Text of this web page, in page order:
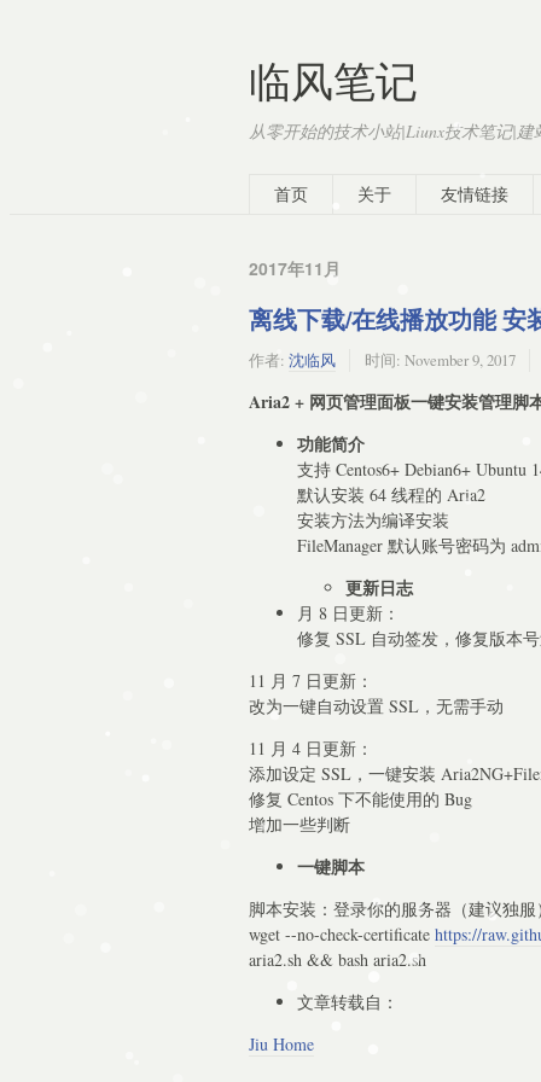
临风笔记
从零开始的技术小站|Liunx技术笔记|建
首页 关于 友情链接
2017年11月
离线下载/在线播放功能
作者: 沈临风 时间: November 9, 2017
Aria2 + 网页管理面板一键安装管理脚
功能简介
支持 Centos6+ Debian6+ Ubuntu
默认安装 64 线程的 Aria2​
安装方法为编译安装
FileManager 默认账号密码为
更新日志
月 8 日更新：
修复 SSL 自动签发，修复版本
11 月 7 日更新：
改为一键自动设置 SSL，无需手动
11 月 4 日更新：
添加设定 SSL，一键安装
修复 Centos 下不能使用的 Bug
增加一些判断
一键脚本
脚本安装：登录你的服务器（建议独
wget --no-check-certificate https://
aria2.sh && bash aria2.sh
文章转载自：
Jiu Home